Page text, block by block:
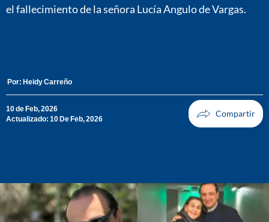
el fallecimiento de la señora Lucía Angulo de Vargas.
Por: Heidy Carreño
10 de Feb, 2026
Actualizado: 10 De Feb, 2026